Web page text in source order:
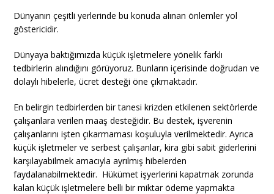
Dünyanın çeşitli yerlerinde bu konuda alınan önlemler yol
göstericidir.
Dünyaya baktığımızda küçük işletmelere yönelik farklı
tedbirlerin alındığını görüyoruz. Bunların içerisinde doğrudan ve
dolaylı hibelerle, ücret desteği öne çıkmaktadır.
En belirgin tedbirlerden bir tanesi krizden etkilenen sektörlerde
çalışanlara verilen maaş desteğidir. Bu destek, işverenin
çalışanlarını işten çıkarmaması koşuluyla verilmektedir. Ayrıca
küçük işletmeler ve serbest çalışanlar, kira gibi sabit giderlerini
karşılayabilmek amacıyla ayrılmış hibelerden
faydalanabilmektedir. Hükümet işyerlerini kapatmak zorunda
kalan küçük işletmelere belli bir miktar ödeme yapmakta